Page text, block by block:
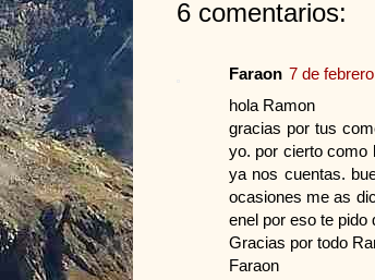
6 comentarios:
Faraon 7 de
hola Ramon
gracias por tus
yo. por cierto como
ya nos cuentas.
ocasiones me as
enel por eso te pido
Gracias por todo
Faraon